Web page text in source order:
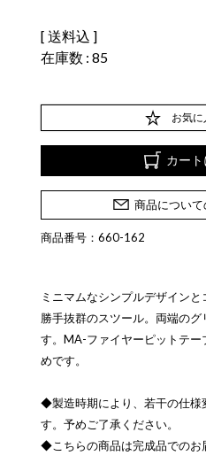
送料込
在庫数 85
お気に
カー
商品につい
商品番号：660-162
ミニマムなシンプルデザイン
勝手抜群のスツール。両端の
す。MA-ファイヤーピットテー
めです。
◆製造時期により、若干の仕様
す。予めご了承ください。
◆こちらの商品は完成品でのお